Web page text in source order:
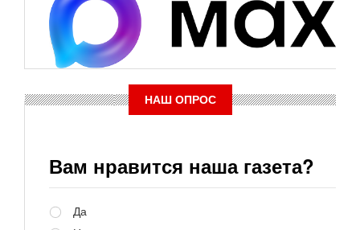
НАШ ОПРОС
Вам нравится наша газета?
Да